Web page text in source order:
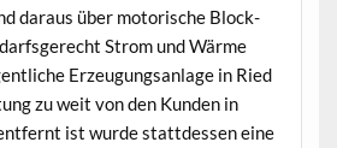
daraus über motorische Block­
Strom und Wärme
Erzeu­gungsan­lage in Ried
zu weit von den Kun­den in
ist wurde stattdessen eine